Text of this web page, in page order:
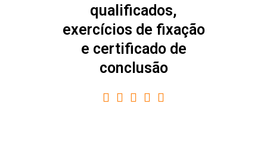
qualificados,
exercícios de fixação
e certificado de
conclusão
    